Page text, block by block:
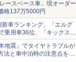
ースベース車」現オーダー
格137万5000円
車ランキング、「エルグ
乗用車36位、「キックス」
地震」でタイヤトラブルが
法と車中泊時の注意点を呼